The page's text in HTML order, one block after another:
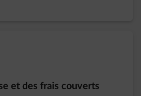
et des frais couverts